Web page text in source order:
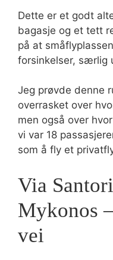
Dette er et godt
bagasje og et tett
på at
forsinkelser, særlig
Jeg prøvde denne
overrasket over
men også over
vi var 18
som å fly et
Via
Mykonos
vei